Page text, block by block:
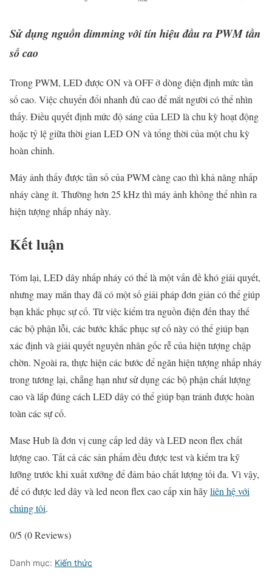
Sử dụng nguồn dimming với tín hiệu đầu ra PWM tần
số cao
Trong PWM, LED được ON và OFF ở dòng điện định mức tần
số cao. Việc chuyển đổi nhanh đủ cao để mắt người có thể nhìn
thấy. Điều quyết định mức độ sáng của LED là chu kỳ hoạt động
hoặc tỷ lệ giữa thời gian LED ON và tổng thời của một chu kỳ
hoàn chỉnh.
Máy ảnh thấy được tần số của PWM càng cao thì khả năng nhấp
nháy càng ít. Thường hơn 25 kHz thì máy ảnh không thể nhìn ra
hiện tượng nhấp nháy này.
Kết luận
Tóm lại, LED dây nhấp nháy có thể là một vấn đề khó giải quyết,
nhưng may mắn thay đã có một số giải pháp đơn giản có thể giúp
bạn khắc phục sự cố. Từ việc kiểm tra nguồn điện đến thay thế
các bộ phận lỗi, các bước khắc phục sự cố này có thể giúp bạn
xác định và giải quyết nguyên nhân gốc rễ của hiện tượng chập
chờn. Ngoài ra, thực hiện các bước để ngăn hiện tượng nhấp nháy
trong tương lại, chẳng hạn như sử dụng các bộ phận chất lượng
cao và lắp đúng cách LED dây có thể giúp bạn tránh được hoàn
toàn các sự cố.
Mase Hub là đơn vị cung cấp led dây và LED neon flex chất
lượng cao. Tất cả các sản phẩm đều được test và kiểm tra kỹ
lưỡng trước khi xuất xưởng để đảm bảo chất lượng tối đa. Vì vậy,
để có được led dây và led neon flex cao cấp xin hãyliên hệ với
chúng tôi.
0/5 (0 Reviews)
Danh mục: Kiến thức